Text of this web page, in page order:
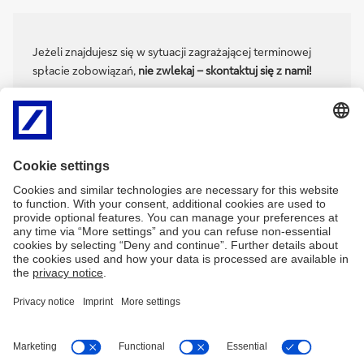
Jeżeli znajdujesz się w sytuacji zagrażającej terminowej
spłacie zobowiązań, nie zwlekaj – skontaktuj się z nami!
pt. w godz. 09:00 – 18:00)
Listownie - pod adresem: Deutsche Bank Polska S.A.,
Departament Windykacji Należności, al. Armii Ludowej 26,
00-609 Warszawa
Mailowo – pod adresem: zapytania.dwn@db.com